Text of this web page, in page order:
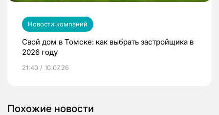
Новости компаний
Свой дом в Томске: как выбрать застройщика в
2026 году
21:40 / 10.07.26
Похожие новости